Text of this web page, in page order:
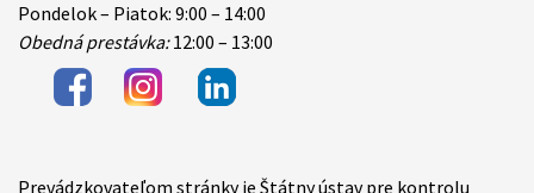
Pondelok – Piatok: 9:00 – 14:00
Obedná prestávka:12:00 – 13:00
Prevádzkovateľom stránky je Štátny ústav pre kontrolu